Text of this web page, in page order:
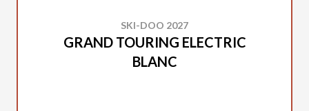
SKI-DOO 2027
GRAND TOURING ELECTRIC
BLANC